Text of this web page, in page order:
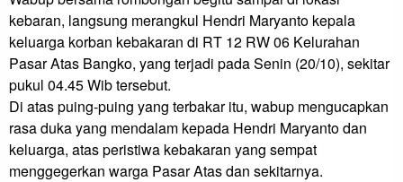
kebaran, langsung merangkul Hendri Maryanto kepala
keluarga korban kebakaran di RT 12 RW 06 Kelurahan
Pasar Atas Bangko, yang terjadi pada Senin (20/10), sekitar
pukul 04.45 Wib tersebut.
Di atas puing-puing yang terbakar itu, wabup mengucapkan
rasa duka yang mendalam kepada Hendri Maryanto dan
keluarga, atas peristiwa kebakaran yang sempat
menggegerkan warga Pasar Atas dan sekitarnya.